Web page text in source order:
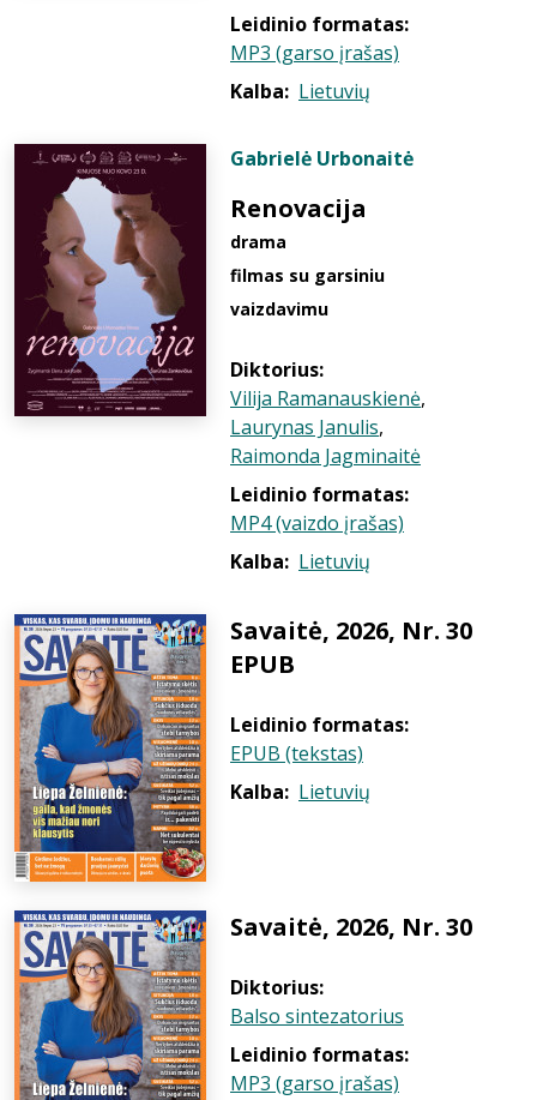
Leidinio formatas:
MP3 (garso įrašas)
Kalba: Lietuvių
Gabrielė Urbonaitė
Renovacija
drama
filmas su garsiniu
vaizdavimu
Diktorius:
Vilija Ramanauskienė,
Laurynas Janulis,
Raimonda Jagminaitė
Leidinio formatas:
MP4 (vaizdo įrašas)
Kalba: Lietuvių
Savaitė, 2026, Nr. 30
EPUB
Leidinio formatas:
EPUB (tekstas)
Kalba: Lietuvių
Savaitė, 2026, Nr. 30
Diktorius:
Balso sintezatorius
Leidinio formatas:
MP3 (garso įrašas)